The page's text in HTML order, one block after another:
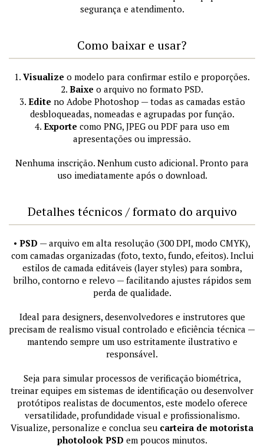
segurança e atendimento.
Como baixar e usar?
1. Visualize o modelo para confirmar estilo e proporções.
2. Baixe o arquivo no formato PSD.
3. Edite no Adobe Photoshop — todas as camadas estão
desbloqueadas, nomeadas e agrupadas por função.
4. Exporte como PNG, JPEG ou PDF para uso em
apresentações ou impressão.
Nenhuma inscrição. Nenhum custo adicional. Pronto para
uso imediatamente após o download.
Detalhes técnicos / formato do arquivo
• PSD — arquivo em alta resolução (300 DPI, modo CMYK),
com camadas organizadas (foto, texto, fundo, efeitos). Inclui
estilos de camada editáveis (layer styles) para sombra,
brilho, contorno e relevo — facilitando ajustes rápidos sem
perda de qualidade.
Ideal para designers, desenvolvedores e instrutores que
precisam de realismo visual controlado e eficiência técnica —
mantendo sempre um uso estritamente ilustrativo e
responsável.
Seja para simular processos de verificação biométrica,
treinar equipes em sistemas de identificação ou desenvolver
protótipos realistas de documentos, este modelo oferece
versatilidade, profundidade visual e profissionalismo.
Visualize, personalize e conclua seu carteira de motorista
photolook PSD em poucos minutos.